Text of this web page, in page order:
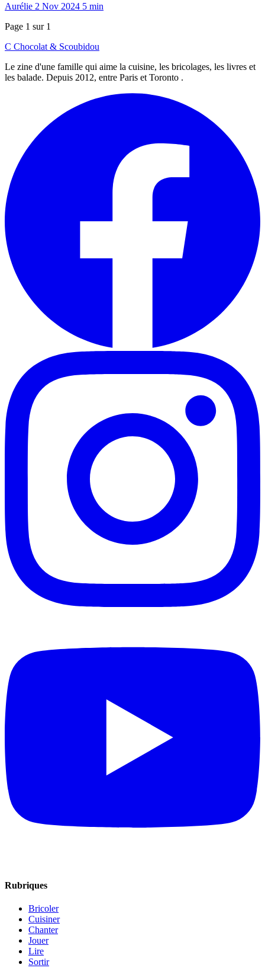
Aurélie 2 Nov 2024 5 min
Page 1 sur 1
C Chocolat & Scoubidou
Le zine d'une famille qui aime la cuisine, les bricolages, les livres et
les balade. Depuis 2012, entre Paris et Toronto .
Rubriques
Bricoler
Cuisiner
Chanter
Jouer
Lire
Sortir